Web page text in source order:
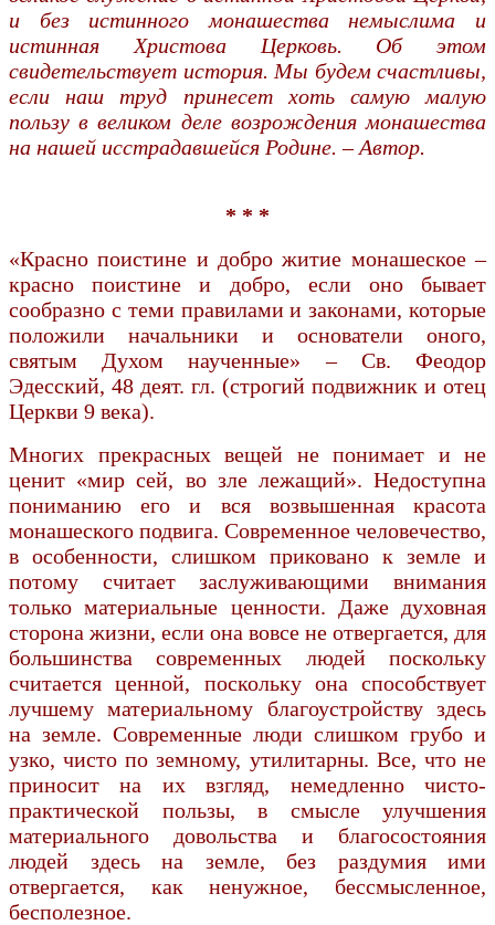
и без истинного монашества немыслима и
истинная Христова Церковь. Об этом
свидетельствует история. Мы будем счастливы,
если наш труд принесет хоть самую малую
пользу в великом деле возрождения монашества
на нашей исстрадавшейся Родине. – Автор.
* * *
«Красно поистине и добро житие монашеское –
красно поистине и добро, если оно бывает
сообразно с теми правилами и законами, которые
положили начальники и основатели оного,
святым Духом наученные» – Св. Феодор
Эдесский, 48 деят. гл. (строгий подвижник и отец
Церкви 9 века).
Многих прекрасных вещей не понимает и не
ценит «мир сей, во зле лежащий». Недоступна
пониманию его и вся возвышенная красота
монашеского подвига. Современное человечество,
в особенности, слишком приковано к земле и
потому считает заслуживающими внимания
только материальные ценности. Даже духовная
сторона жизни, если она вовсе не отвергается, для
большинства современных людей поскольку
считается ценной, поскольку она способствует
лучшему материальному благоустройству здесь
на земле. Современные люди слишком грубо и
узко, чисто по земному, утилитарны. Все, что не
приносит на их взгляд, немедленно чисто-
практической пользы, в смысле улучшения
материального довольства и благосостояния
людей здесь на земле, без раздумия ими
отвергается, как ненужное, бессмысленное,
бесполезное.